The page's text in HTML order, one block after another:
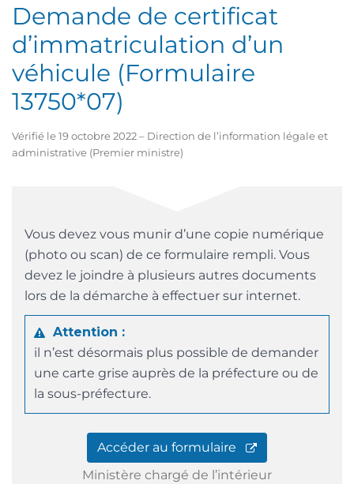
Demande de certificat
d’immatriculation d’un
véhicule (Formulaire
13750*07)
Vérifié le 19 octobre 2022 – Direction de l’information légale et
administrative (Premier ministre)
Vous devez vous munir d’une copie numérique
(photo ou scan) de ce formulaire rempli. Vous
devez le joindre à plusieurs autres documents
lors de la démarche à effectuer sur internet.
Attention :
il n’est désormais plus possible de demander
une carte grise auprès de la préfecture ou de
la sous-préfecture.
Accéder au formulaire
Ministère chargé de l’intérieur